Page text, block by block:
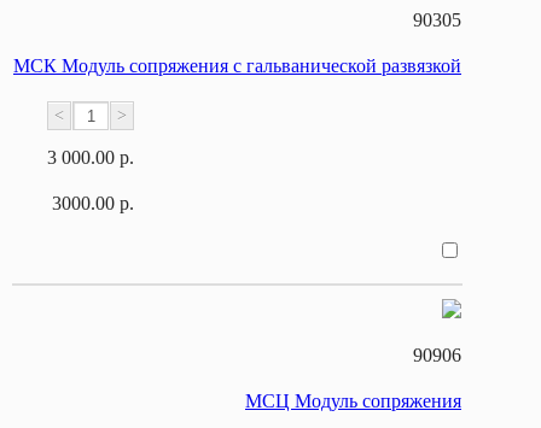
90305
МСК Модуль сопряжения с гальванической развязкой
< >
3 000.00 р.
3000.00 р.
90906
МСЦ Модуль сопряжения